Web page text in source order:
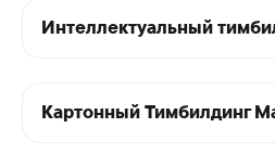
Интеллектуальный
Картонный Тимбилдинг